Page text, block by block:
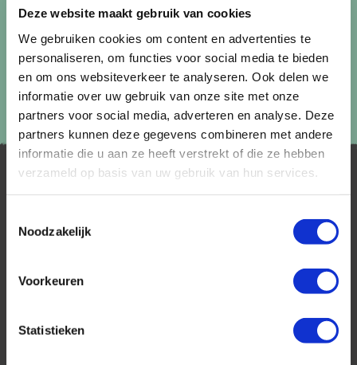
Deze website maakt gebruik van cookies
We gebruiken cookies om content en advertenties te
personaliseren, om functies voor social media te bieden
en om ons websiteverkeer te analyseren. Ook delen we
informatie over uw gebruik van onze site met onze
partners voor social media, adverteren en analyse. Deze
partners kunnen deze gegevens combineren met andere
informatie die u aan ze heeft verstrekt of die ze hebben
verzameld op basis van uw gebruik van hun services.
Noodzakelijk
Voorkeuren
Statistieken
AfrikaPlus is al 25 jaar toonaangevend op de
specialisme is het samenstellen van reizen tegen
de scherpste prijs in combinatie met de beste